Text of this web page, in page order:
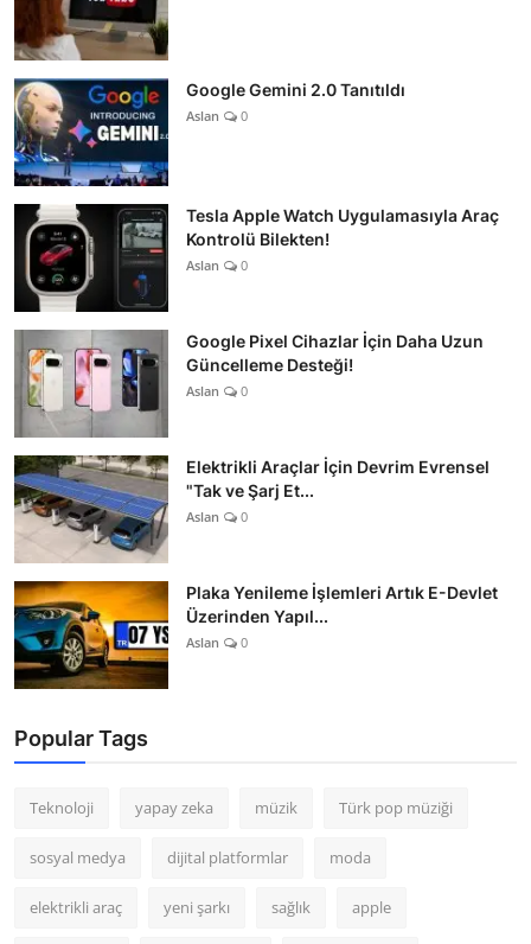
Google Gemini 2.0 Tanıtıldı
Aslan 0
Tesla Apple Watch Uygulamasıyla Araç
Kontrolü Bilekten!
Aslan 0
Google Pixel Cihazlar İçin Daha Uzun
Güncelleme Desteği!
Aslan 0
Elektrikli Araçlar İçin Devrim Evrensel
"Tak ve Şarj Et...
Aslan 0
Plaka Yenileme İşlemleri Artık E-Devlet
Üzerinden Yapıl...
Aslan 0
Popular Tags
Teknoloji yapay zeka müzik Türk pop müziği
sosyal medya dijital platformlar moda
elektrikli araç yeni şarkı sağlık apple